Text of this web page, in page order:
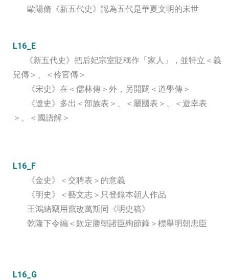
歐陽脩《新五代史》認為五代是華夏文明的末世
L16_E
《新五代史》把后妃宗室貶稱作「家人」，並特立＜義
兒傳＞、＜伶官傳＞
《宋史》在＜儒林傳＞外，另開闢＜道學傳＞
《遼史》多出＜部族表＞、＜屬國表＞、＜遊幸表
＞、＜國語解＞
L16_F
《金史》＜交聘表＞的意義
《明史》＜藝文志＞只登錄本朝人作品
王鴻緒竊用竄改萬斯同《明史稿》
乾隆下令編＜欽定勝朝諸臣殉節錄＞標舉明朝忠臣
L16_G